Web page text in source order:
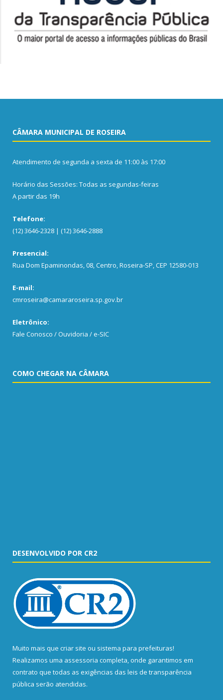
CÂMARA MUNICIPAL DE ROSEIRA
Atendimento de segunda a sexta de 11:00 às 17:00
Horário das Sessões: Todas as segundas-feiras
A partir das 19h
Telefone:
(12) 3646-2328 | (12) 3646-2888
Presencial:
Rua Dom Epaminondas, 08, Centro, Roseira-SP, CEP 12580-013
E-mail:
cmroseira@camararoseira.sp.gov.br
Eletrônico:
Fale Conosco / Ouvidoria / e-SIC
COMO CHEGAR NA CÂMARA
DESENVOLVIDO POR CR2
Muito mais que criar site ou sistema para prefeituras!
Realizamos uma assessoria completa, onde garantimos em
contrato que todas as exigências das leis de transparência
pública serão atendidas.